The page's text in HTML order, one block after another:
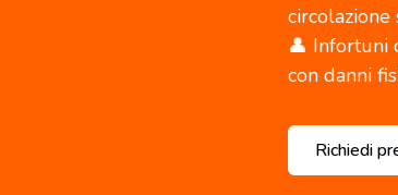
👤 Infortuni
con danni
Richiedi